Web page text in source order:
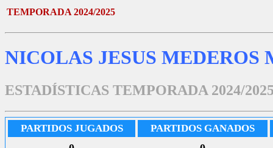
TEMPORADA 2024/2025
NICOLAS JESUS MEDEROS
ESTADÍSTICAS TEMPORADA 2024/
PARTIDOS JUGADOS PARTIDOS GANADOS